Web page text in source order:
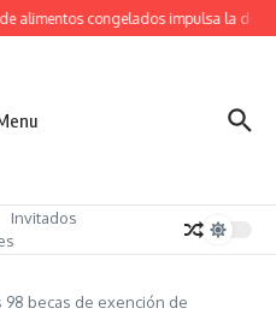
alimentos congelados impulsa la
Invitados
becas de exención de